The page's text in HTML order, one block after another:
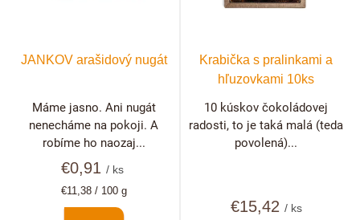
JANKOV arašidový nugát
€0,91 / ks
Jednotková
€11,38 / 100 g
Máme jasno. Ani nugát
nenecháme na pokoji. A
robíme ho naozaj...
Krabička s pralinkami a
hľuzovkami 10ks
€15,42 / ks
10 kúskov čokoládovej
radosti, to je taká malá (teda
povolená)...